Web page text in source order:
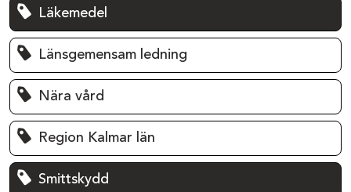
Läkemedel
Länsgemensam ledning
Nära vård
Region Kalmar län
Smittskydd